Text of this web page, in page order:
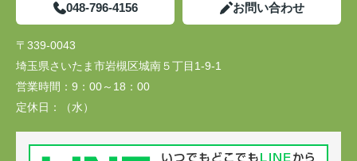
048-796-4156 お問い合わせ
〒339-0043
埼玉県さいたま市岩槻区城南５丁目1-9-1
営業時間： 9：00～18：00
定休日：
（水）